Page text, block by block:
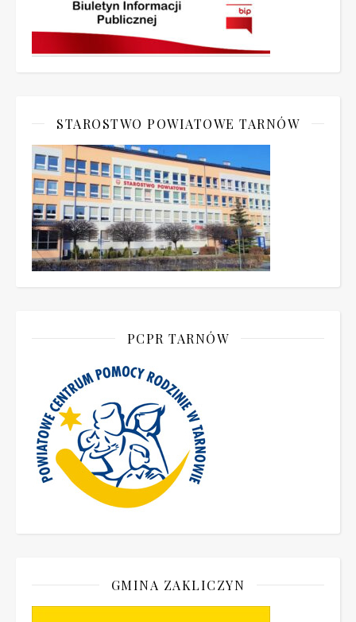
STAROSTWO POWIATOWE TARNÓW
PCPR TARNÓW
GMINA ZAKLICZYN